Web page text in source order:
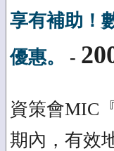
享有補助！
優惠。
-
資策會MIC
期內，有效